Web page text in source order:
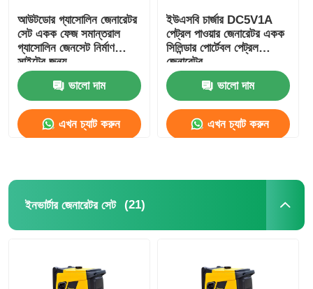
আউটডোর গ্যাসোলিন জেনারেটর
সেট একক ফেজ সমান্তরাল
গ্যাসোলিন জেনসেট নির্মাণ
সাইটের জন্য
ভালো দাম
এখন চ্যাট করুন
ইউএসবি চার্জার DC5V1A
পেট্রল পাওয়ার জেনারেটর একক
সিলিন্ডার পোর্টেবল পেট্রল
জেনারেটর
ভালো দাম
এখন চ্যাট করুন
ইনভার্টার জেনারেটর সেট (21)